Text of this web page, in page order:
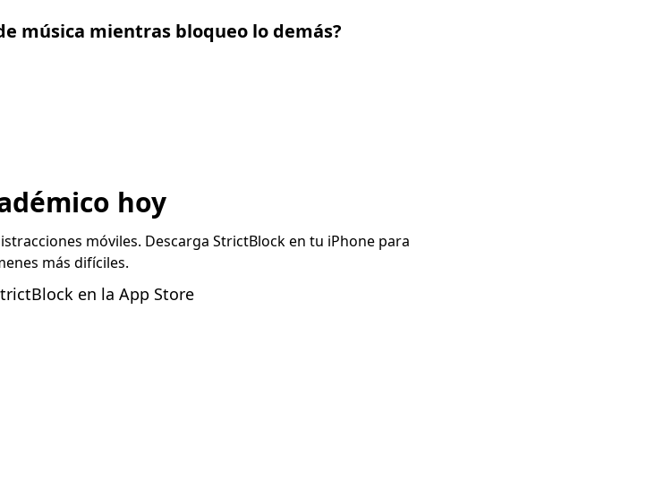
música mientras bloqueo lo demás?
hoy
móviles. Descarga StrictBlock en tu iPhone para
más difíciles.
en la App Store